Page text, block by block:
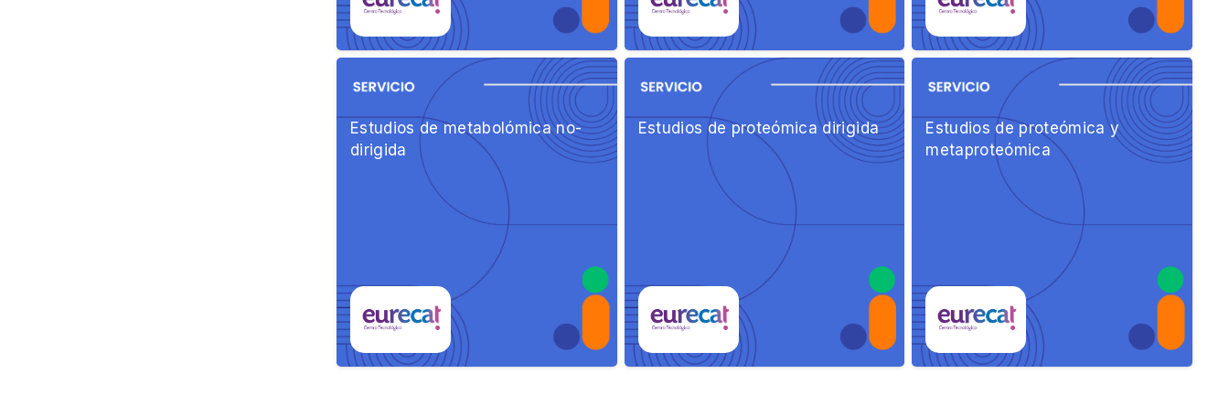
Estudios de metabolómica no-
dirigida
Estudios de proteómica dirigida
Estudios de proteómica y
metaproteómica